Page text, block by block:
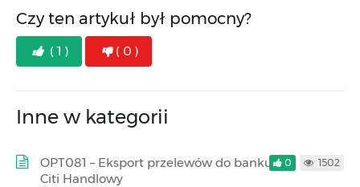
Czy ten artykuł był pomocny?
( 1 ) ( 0 )
Inne w kategorii
OPT081 – Eksport przelewów do banku
Citi Handlowy
0 1502